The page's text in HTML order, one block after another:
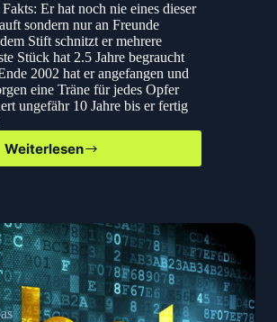
Er hat noch nie eines dieser
sondern nur an Freunde
Stift schnitzt er mehrere
Stück hat 2.5 Jahre begraucht
2002 hat er angefangen und
eine Träne für jedes Opfer
ungefähr 10 Jahre bis er fertig
Weiterlesen
Dalton
Gott
der
Rasierklinge
und
des
Stiftes